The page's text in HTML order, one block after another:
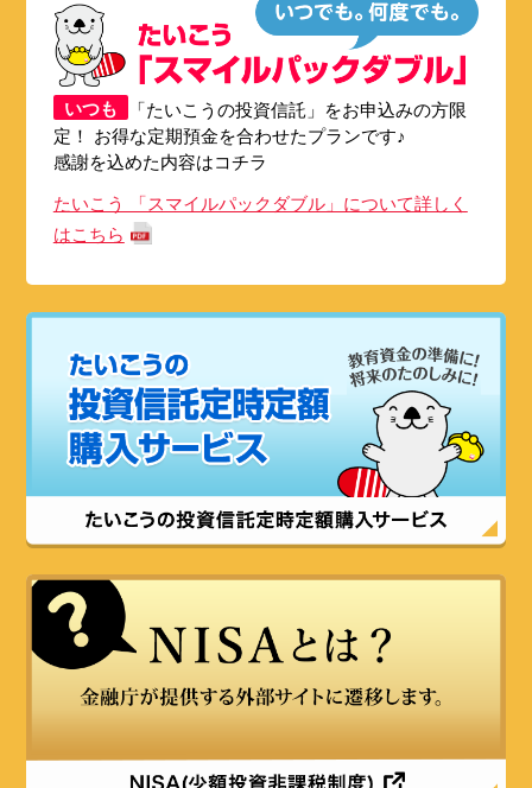
いつも
「たいこうの投資信託」をお申込みの方限
定！ お得な定期預金を合わせたプランです♪
感謝を込めた内容はコチラ
たいこう 「スマイルパックダブル」について詳しく
はこちら